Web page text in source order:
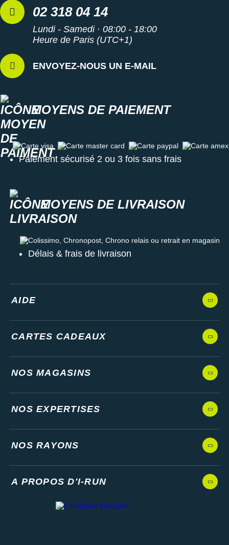
02 318 04 14
Lundi - Samedi · 08:00 - 18:00
Heure de Paris (UTC+1)
ENVOYEZ-NOUS UN E-MAIL
MOYENS DE PAIEMENT
Carte visa Carte master card Carte paypal Carte amex
Paiement sécurisé 2 ou 3 fois sans frais
MOYENS DE LIVRAISON
Colissimo, Chronopost, Chrono relais ou retrait en magasin
Délais & frais de livraison
AIDE
CARTES CADEAUX
NOS MAGASINS
NOS EXPERTISES
NOS RAYONS
A PROPOS D'I-RUN